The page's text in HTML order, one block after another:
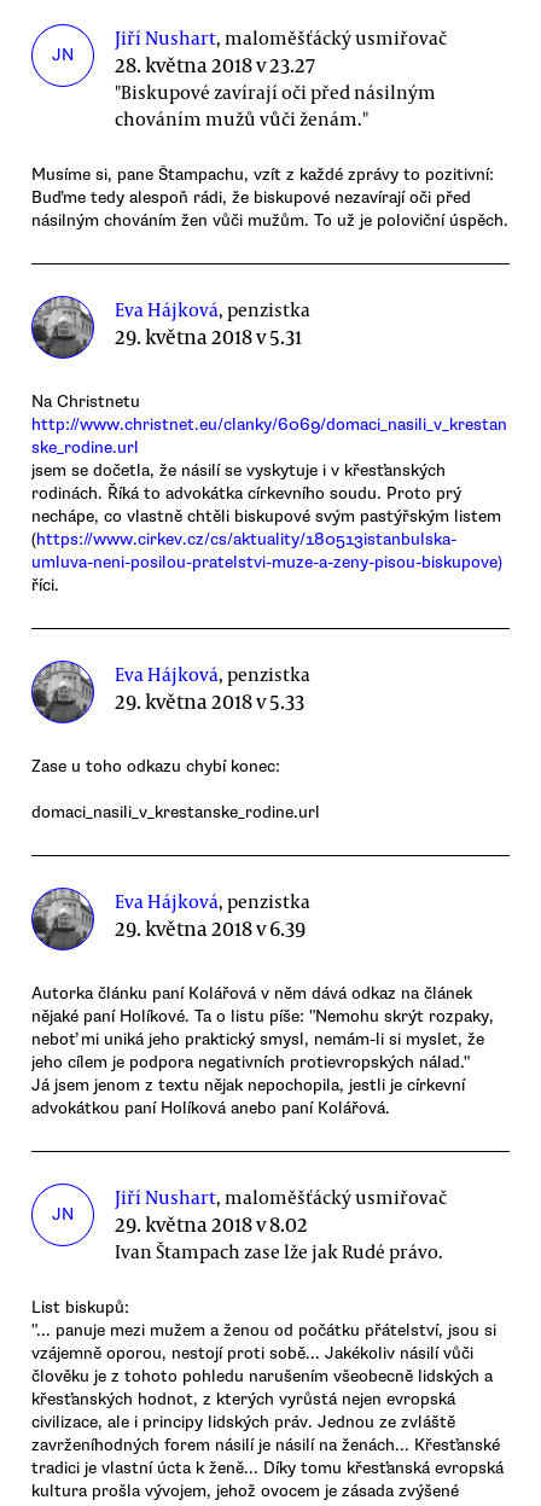
JN
Jiří Nushart, maloměšťácký usmiřovač
28. května 2018 v 23.27
"Biskupové zavírají oči před násilným
chováním mužů vůči ženám."
Musíme si, pane Štampachu, vzít z každé zprávy to pozitivní:
Buďme tedy alespoň rádi, že biskupové nezavírají oči před
násilným chováním žen vůči mužům. To už je poloviční úspěch.
Eva Hájková, penzistka
29. května 2018 v 5.31
Na Christnetu
http://www.christnet.eu/clanky/6069/domaci_nasili_v_krestan
ske_rodine.url
jsem se dočetla, že násilí se vyskytuje i v křesťanských
rodinách. Říká to advokátka církevního soudu. Proto prý
nechápe, co vlastně chtěli biskupové svým pastýřským listem
(https://www.cirkev.cz/cs/aktuality/180513istanbulska-
umluva-neni-posilou-pratelstvi-muze-a-zeny-pisou-biskupove)
říci.
Eva Hájková, penzistka
29. května 2018 v 5.33
Zase u toho odkazu chybí konec:
domaci_nasili_v_krestanske_rodine.url
Eva Hájková, penzistka
29. května 2018 v 6.39
Autorka článku paní Kolářová v něm dává odkaz na článek
nějaké paní Holíkové. Ta o listu píše: "Nemohu skrýt rozpaky,
neboť mi uniká jeho praktický smysl, nemám-li si myslet, že
jeho cílem je podpora negativních protievropských nálad."
Já jsem jenom z textu nějak nepochopila, jestli je církevní
advokátkou paní Holíková anebo paní Kolářová.
JN
Jiří Nushart, maloměšťácký usmiřovač
29. května 2018 v 8.02
Ivan Štampach zase lže jak Rudé právo.
List biskupů:
"... panuje mezi mužem a ženou od počátku přátelství, jsou si
vzájemně oporou, nestojí proti sobě... Jakékoliv násilí vůči
člověku je z tohoto pohledu narušením všeobecně lidských a
křesťanských hodnot, z kterých vyrůstá nejen evropská
civilizace, ale i principy lidských práv. Jednou ze zvláště
zavrženíhodných forem násilí je násilí na ženách... Křesťanské
tradici je vlastní úcta k ženě... Díky tomu křesťanská evropská
kultura prošla vývojem, jehož ovocem je zásada zvýšené